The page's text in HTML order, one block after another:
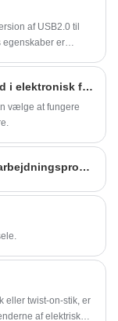
af USB2.0 til
egenskaber er
Hvad er metoderne til at forhindre brand i elektronisk forbindelsesledning?
vælge at fungere
4 Standardiserede produktions- og forarbejdningsprocesser for terminalledningsnet
eller twist-on-stik, er
af elektriske